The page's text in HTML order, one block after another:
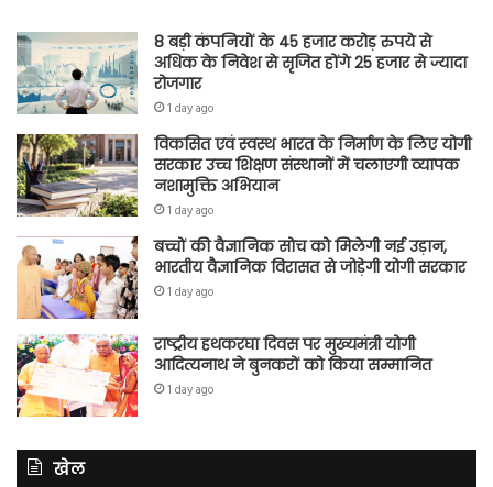
8 बड़ी कंपनियों के 45 हजार करोड़ रुपये से
अधिक के निवेश से सृजित होंगे 25 हजार से ज्यादा
रोजगार
1 day ago
विकसित एवं स्वस्थ भारत के निर्माण के लिए योगी
सरकार उच्च शिक्षण संस्थानों में चलाएगी व्यापक
नशामुक्ति अभियान
1 day ago
बच्चों की वैज्ञानिक सोच को मिलेगी नई उड़ान,
भारतीय वैज्ञानिक विरासत से जोड़ेगी योगी सरकार
1 day ago
राष्ट्रीय हथकरघा दिवस पर मुख्यमंत्री योगी
आदित्यनाथ ने बुनकरों को किया सम्मानित
1 day ago
खेल